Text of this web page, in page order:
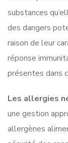
substances
des dangers
raison de leur
réponse
présentes dans
Les allergies
une gestion
allergènes